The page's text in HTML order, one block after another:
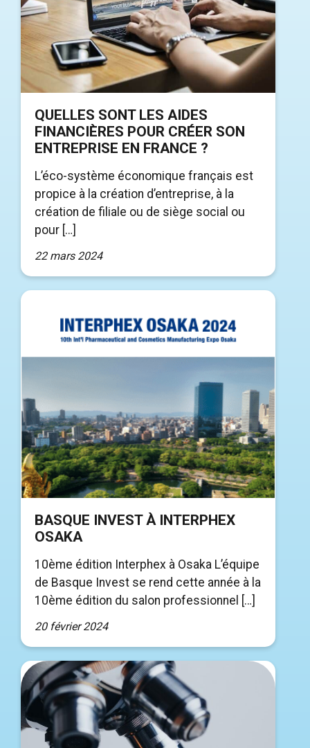
QUELLES SONT LES AIDES
FINANCIÈRES POUR CRÉER SON
ENTREPRISE EN FRANCE ?
L’éco-système économique français est
propice à la création d’entreprise, à la
création de filiale ou de siège social ou
pour […]
22 mars 2024
BASQUE INVEST À INTERPHEX
OSAKA
10ème édition Interphex à Osaka L’équipe
de Basque Invest se rend cette année à la
10ème édition du salon professionnel […]
20 février 2024